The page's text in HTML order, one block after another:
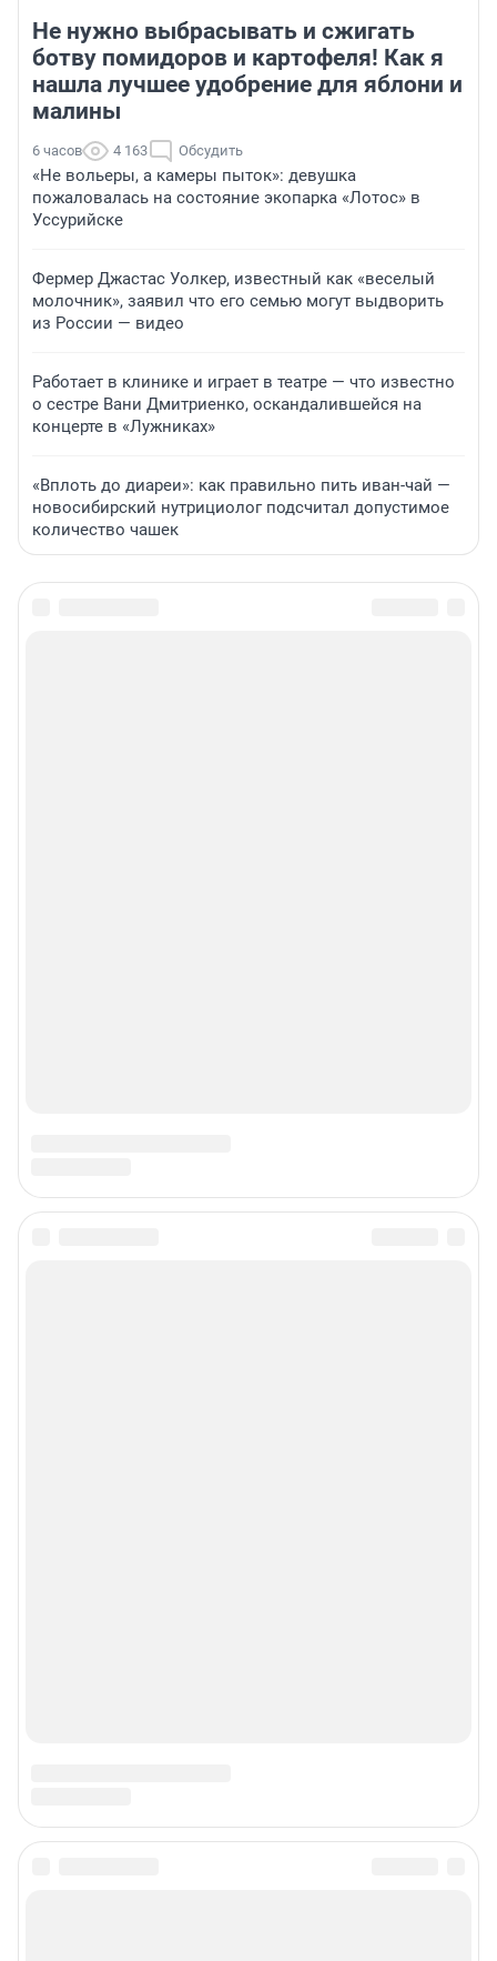
Не нужно выбрасывать и сжигать
ботву помидоров и картофеля! Как я
нашла лучшее удобрение для яблони и
малины
6 часов 4 163 Обсудить
«Не вольеры, а камеры пыток»: девушка
пожаловалась на состояние экопарка «Лотос» в
Уссурийске
Фермер Джастас Уолкер, известный как «веселый
молочник», заявил что его семью могут выдворить
из России — видео
Работает в клинике и играет в театре — что известно
о сестре Вани Дмитриенко, оскандалившейся на
концерте в «Лужниках»
«Вплоть до диареи»: как правильно пить иван-чай —
новосибирский нутрициолог подсчитал допустимое
количество чашек